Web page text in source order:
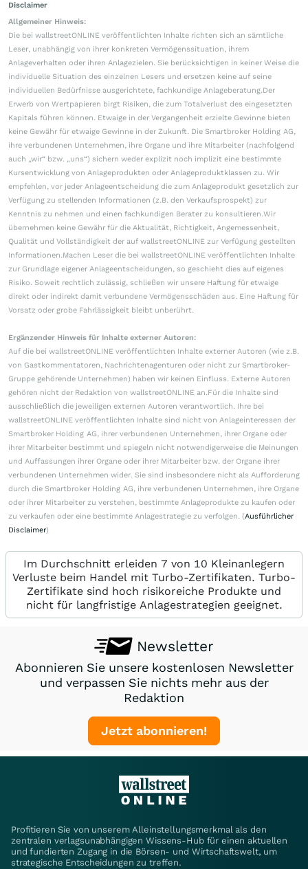
Disclaimer
Allgemeiner Hinweis:
Die bei wallstreetONLINE veröffentlichten Inhalte richten sich an sämtliche
Leser, unabhängig von ihrer konkreten Vermögenssituation, ihrem
Anlageverhalten oder ihren Anlagezielen. Sie berücksichtigen in keiner Weise die
individuelle Situation des einzelnen Lesers und ersetzen keine auf seine
individuellen Bedürfnisse ausgerichtete, fachkundige Anlageberatung.Der
Erwerb von Wertpapieren birgt Risiken, die zum Totalverlust des eingesetzten
Kapitals führen können. Etwaige in der Vergangenheit erzielte Gewinne bieten
keine Gewähr für etwaige Gewinne in der Zukunft. Die Smartbroker Holding AG,
ihre verbundenen Unternehmen, ihre Organe und ihre Mitarbeiter (nachfolgend
auch „wir“ bzw. „uns“) sichern weder explizit noch implizit eine bestimmte
Kursentwicklung von Anlageprodukten oder Anlageproduktklassen zu. Wir
empfehlen, vor jeder Anlageentscheidung die zum Anlageprodukt gesetzlich zur
Verfügung zu stellenden Informationen (z.B. den Verkaufsprospekt) zur
Kenntnis zu nehmen und einen fachkundigen Berater zu konsultieren.Wir
übernehmen keine Gewähr für die Aktualität, Richtigkeit, Angemessenheit,
Qualität und Vollständigkeit der auf wallstreetONLINE zur Verfügung gestellten
Informationen.Machen Leser die bei wallstreetONLINE veröffentlichten Inhalte
zur Grundlage eigener Anlageentscheidungen, so geschieht dies auf eigenes
Risiko. Soweit rechtlich zulässig, schließen wir unsere Haftung für etwaige
direkt oder indirekt damit verbundene Vermögensschäden aus. Eine Haftung für
Vorsatz oder grobe Fahrlässigkeit bleibt unberührt.
Ergänzender Hinweis für Inhalte externer Autoren:
Auf die bei wallstreetONLINE veröffentlichten Inhalte externer Autoren (wie z.B.
von Gastkommentatoren, Nachrichtenagenturen oder nicht zur Smartbroker-
Gruppe gehörende Unternehmen) haben wir keinen Einfluss. Externe Autoren
gehören nicht der Redaktion von wallstreetONLINE an.Für die Inhalte sind
ausschließlich die jeweiligen externen Autoren verantwortlich. Ihre bei
wallstreetONLINE veröffentlichten Inhalte sind nicht von Anlageinteressen der
Smartbroker Holding AG, ihrer verbundenen Unternehmen, ihrer Organe oder
ihrer Mitarbeiter bestimmt und spiegeln nicht notwendigerweise die Meinungen
und Auffassungen ihrer Organe oder ihrer Mitarbeiter bzw. der Organe ihrer
verbundenen Unternehmen wider. Sie sind insbesondere nicht als Aufforderung
durch die Smartbroker Holding AG, ihre verbundenen Unternehmen, ihre Organe
oder ihrer Mitarbeiter zu verstehen, bestimmte Anlageprodukte zu kaufen oder
zu verkaufen oder eine bestimmte Anlagestrategie zu verfolgen. (Ausführlicher
Disclaimer)
Im Durchschnitt erleiden 7 von 10 Kleinanlegern
Verluste beim Handel mit Turbo-Zertifikaten. Turbo-
Zertifikate sind hoch risikoreiche Produkte und
nicht für langfristige Anlagestrategien geeignet.
Newsletter
Abonnieren Sie unsere kostenlosen Newsletter
und verpassen Sie nichts mehr aus der
Redaktion
Jetzt abonnieren!
Profitieren Sie von unserem Alleinstellungsmerkmal als den
zentralen verlagsunabhängigen Wissens-Hub für einen aktuellen
und fundierten Zugang in die Börsen- und Wirtschaftswelt, um
strategische Entscheidungen zu treffen.